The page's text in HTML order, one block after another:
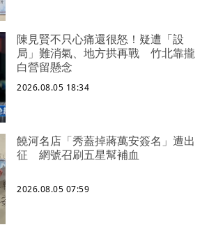
陳見賢不只心痛還很怒！疑遭「設
局」難消氣、地方拱再戰 竹北靠攏
白營留懸念
2026.08.05 18:34
饒河名店「秀蓋掉蔣萬安簽名」遭出
征 網號召刷五星幫補血
2026.08.05 07:59